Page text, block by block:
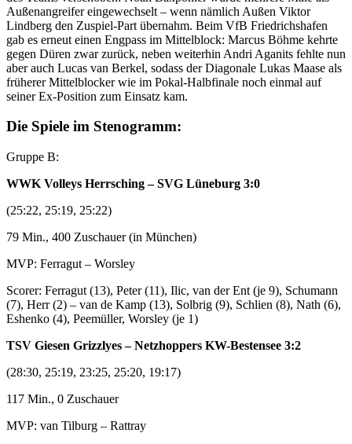
Außenangreifer eingewechselt – wenn nämlich Außen Viktor
Lindberg den Zuspiel-Part übernahm. Beim VfB Friedrichshafen
gab es erneut einen Engpass im Mittelblock: Marcus Böhme kehrte
gegen Düren zwar zurück, neben weiterhin Andri Aganits fehlte nun
aber auch Lucas van Berkel, sodass der Diagonale Lukas Maase als
früherer Mittelblocker wie im Pokal-Halbfinale noch einmal auf
seiner Ex-Position zum Einsatz kam.
Die Spiele im Stenogramm:
Gruppe B:
WWK Volleys Herrsching – SVG Lüneburg 3:0
(25:22, 25:19, 25:22)
79 Min., 400 Zuschauer (in München)
MVP: Ferragut – Worsley
Scorer: Ferragut (13), Peter (11), Ilic, van der Ent (je 9), Schumann
(7), Herr (2) – van de Kamp (13), Solbrig (9), Schlien (8), Nath (6),
Eshenko (4), Peemüller, Worsley (je 1)
TSV Giesen Grizzlyes – Netzhoppers KW-Bestensee 3:2
(28:30, 25:19, 23:25, 25:20, 19:17)
117 Min., 0 Zuschauer
MVP: van Tilburg – Rattray